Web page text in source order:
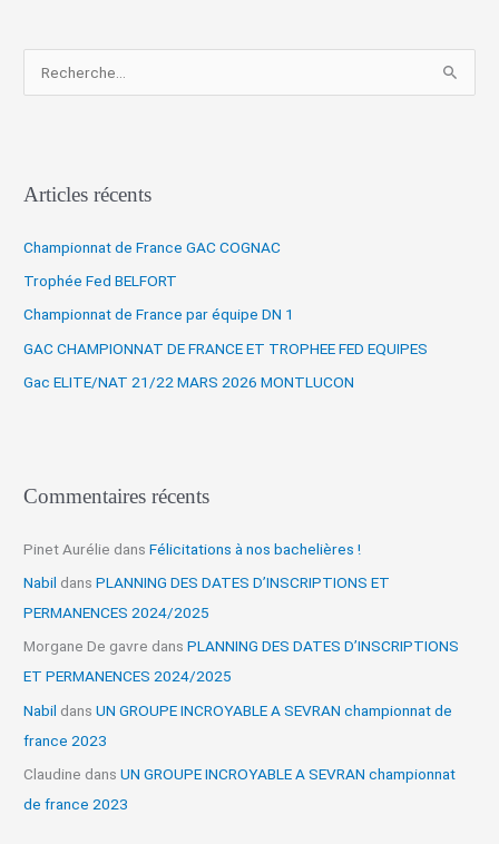
e
c
h
e
r
Articles récents
Championnat de France GAC COGNAC
Trophée Fed BELFORT
Championnat de France par équipe DN 1
GAC CHAMPIONNAT DE FRANCE ET TROPHEE FED EQUIPES
Gac ELITE/NAT 21/22 MARS 2026 MONTLUCON
Commentaires récents
Pinet Aurélie dansFélicitations à nos bachelières !
Nabil dansPLANNING DES DATES D’INSCRIPTIONS ET
PERMANENCES 2024/2025
Morgane De gavre dansPLANNING DES DATES D’INSCRIPTIONS
ET PERMANENCES 2024/2025
Nabil dansUN GROUPE INCROYABLE A SEVRAN championnat de
france 2023
Claudine dansUN GROUPE INCROYABLE A SEVRAN championnat
de france 2023